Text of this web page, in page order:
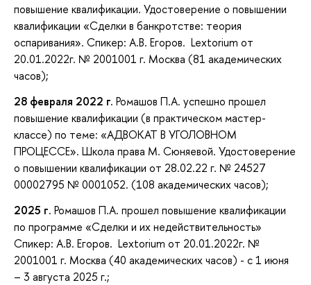
повышение квалификации. Удостоверение о повышении
квалификации «Сделки в банкротстве: теория
оспаривания». Спикер: А.В. Егоров. Lextorium от
20.01.2022г. № 2001001 г. Москва (81 академических
часов);
28 февраля 2022 г. Ромашов П.А. успешно прошел
повышение квалификации (в практическом мастер-
классе) по теме: «АДВОКАТ В УГОЛОВНОМ
ПРОЦЕССЕ». Школа права М. Сюняевой. Удостоверение
о повышении квалификации от 28.02.22 г. № 24527
00002795 № 0001052. (108 академических часов);
2025 г. Ромашов П.А. прошел повышение квалификации
по программе «Сделки и их недействительность»
Спикер: А.В. Егоров. Lextorium от 20.01.2022г. №
2001001 г. Москва (40 академических часов) - с 1 июня
– 3 августа 2025 г.;